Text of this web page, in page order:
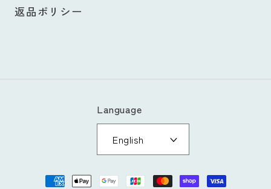
返品ポリシー
Language
English
Payment